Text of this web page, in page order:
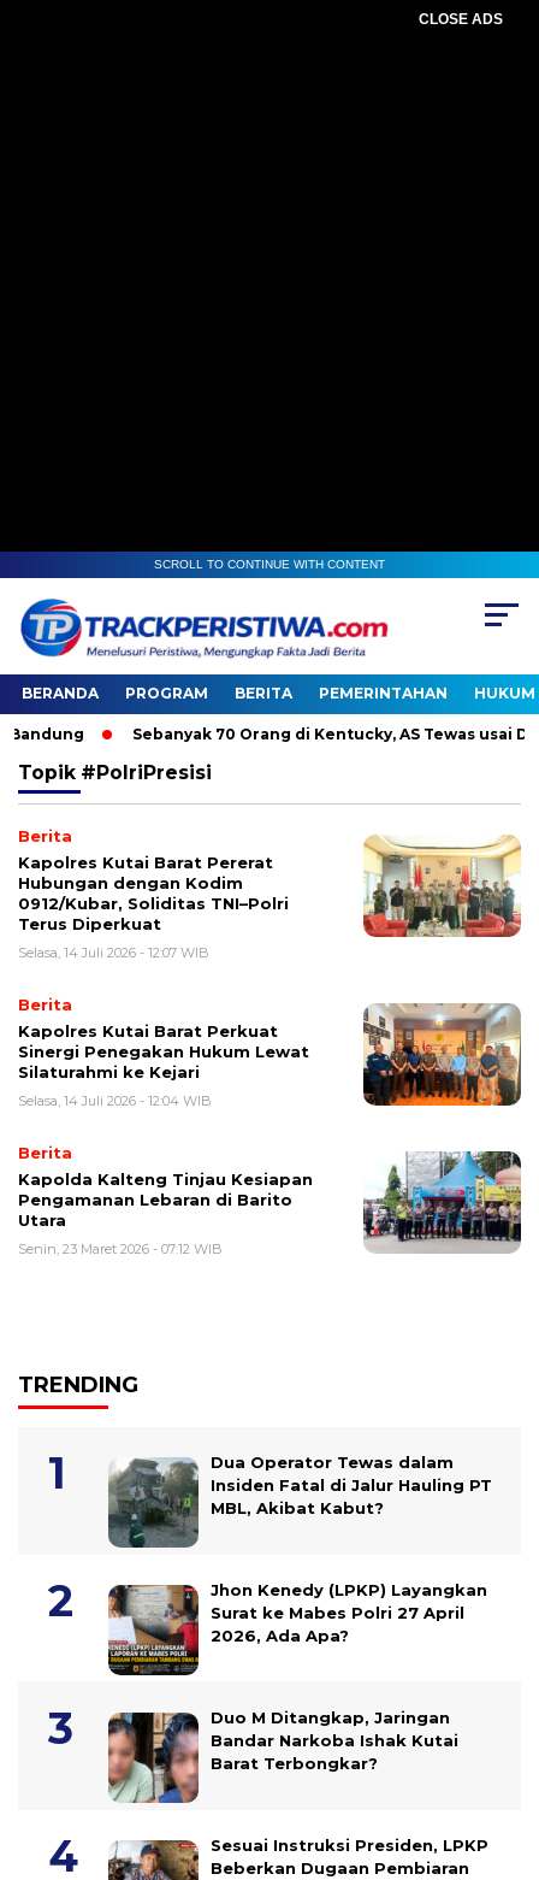
CLOSE ADS
SCROLL TO CONTINUE WITH CONTENT
BERANDA PROGRAM BERITA PEMERINTAHAN HUKUM
Sebanyak 70 Orang di Kentucky, AS Tewas usai
Topik #PolriPresisi
Berita
Kapolres Kutai Barat Pererat
Hubungan dengan Kodim
0912/Kubar, Soliditas TNI–Polri
Terus Diperkuat
Selasa, 14 Juli 2026 - 12:07 WIB
Berita
Kapolres Kutai Barat Perkuat
Sinergi Penegakan Hukum Lewat
Silaturahmi ke Kejari
Selasa, 14 Juli 2026 - 12:04 WIB
Berita
Kapolda Kalteng Tinjau Kesiapan
Pengamanan Lebaran di Barito
Utara
Senin, 23 Maret 2026 - 07:12 WIB
TRENDING
Dua Operator Tewas dalam
Insiden Fatal di Jalur Hauling PT
MBL, Akibat Kabut?
Jhon Kenedy (LPKP) Layangkan
Surat ke Mabes Polri 27 April
2026, Ada Apa?
Duo M Ditangkap, Jaringan
Bandar Narkoba Ishak Kutai
Barat Terbongkar?
Sesuai Instruksi Presiden, LPKP
Beberkan Dugaan Pembiaran